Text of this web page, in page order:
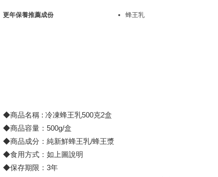
更年保養推薦成份 蜂王乳
◆商品名稱 : 冷凍蜂王乳500克2盒
◆商品容量：500g/盒
◆商品成分：純新鮮蜂王乳/蜂王漿
◆食用方式：如上圖說明
◆保存期限：3年